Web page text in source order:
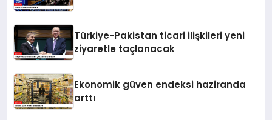
Türkiye-Pakistan ticari ilişkileri yeni
ziyaretle taçlanacak
Ekonomik güven endeksi haziranda
arttı